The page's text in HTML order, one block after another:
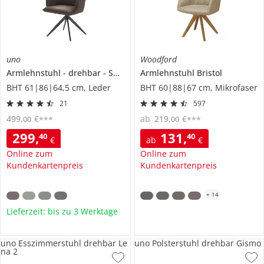
uno
Armlehnstuhl
drehbar
Shaun
BHT 61|86|64,5 cm, Leder
21
299,40 €
Online zum
Kundenkartenpreis
499,00 €***
Lieferzeit: bis zu 3 Werktage
Woodford
Armlehnstuhl Bristol
BHT 60|88|67 cm, Mikrofaser
597
ab 131,40 €
Online zum
Kundenkartenpreis
ab 219,00 €***
+ 14
uno Esszimmerstuhl drehbar Le
na 2
uno Polsterstuhl drehbar Gismo